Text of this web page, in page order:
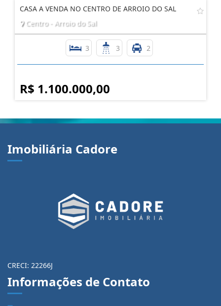
CASA A VENDA NO CENTRO DE ARROIO DO SAL
Centro - Arroio do Sal
3 3 2
R$ 1.100.000,00
Imobiliária Cadore
CRECI: 22266J
Informações de Contato